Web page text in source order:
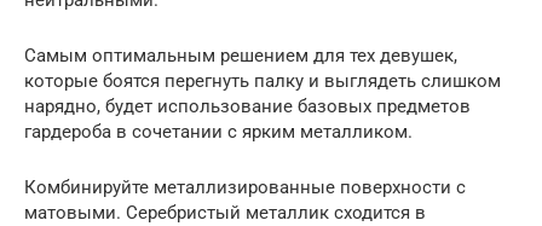
Самым оптимальным решением для тех девушек,
которые боятся перегнуть палку и выглядеть слишком
нарядно, будет использование базовых предметов
гардероба в сочетании с ярким металликом.
Комбинируйте металлизированные поверхности с
матовыми. Серебристый металлик сходится в